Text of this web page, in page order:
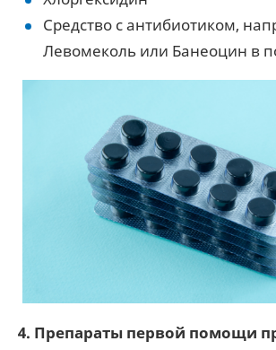
Средство с антибиотиком,
Левомеколь или Банеоцин в
4. Препараты первой помощи